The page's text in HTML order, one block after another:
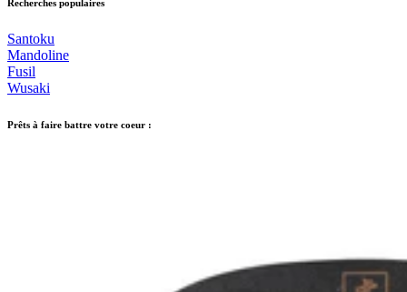
Recherches populaires
Santoku
Mandoline
Fusil
Wusaki
Prêts à faire battre votre coeur :